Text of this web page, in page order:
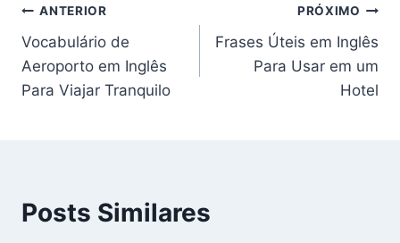
Navegação
de
Post
ANTERIOR
Vocabulário de
Aeroporto em Inglês
Para Viajar Tranquilo
PRÓXIMO
Frases Úteis em Inglês
Para Usar em um
Hotel
Posts Similares